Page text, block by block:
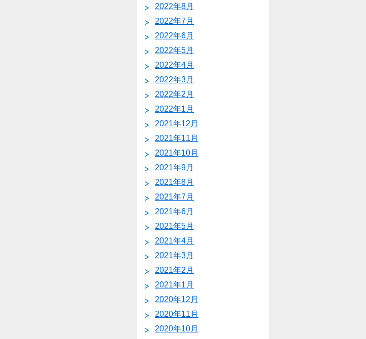
2022年8月
2022年7月
2022年6月
2022年5月
2022年4月
2022年3月
2022年2月
2022年1月
2021年12月
2021年11月
2021年10月
2021年9月
2021年8月
2021年7月
2021年6月
2021年5月
2021年4月
2021年3月
2021年2月
2021年1月
2020年12月
2020年11月
2020年10月